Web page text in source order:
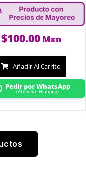
$100.00 Mxn
Añadir Al Carrito
Pedir por WhatsApp
(Atención Humana)